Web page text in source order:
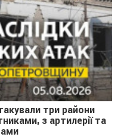
три райони
з артилерії та